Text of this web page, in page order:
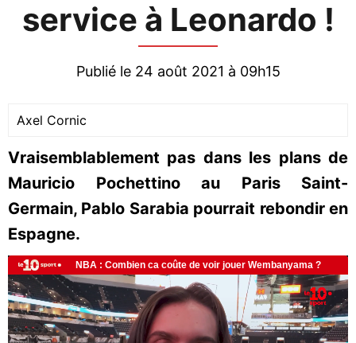
service à Leonardo !
Publié le 24 août 2021 à 09h15
Axel Cornic
Vraisemblablement pas dans les plans de
Mauricio Pochettino au Paris Saint-
Germain, Pablo Sarabia pourrait rebondir en
Espagne.